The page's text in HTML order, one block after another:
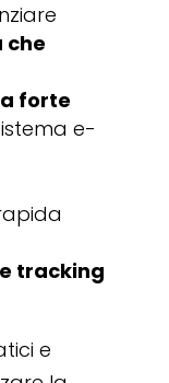
che
forte
e-
tracking
e